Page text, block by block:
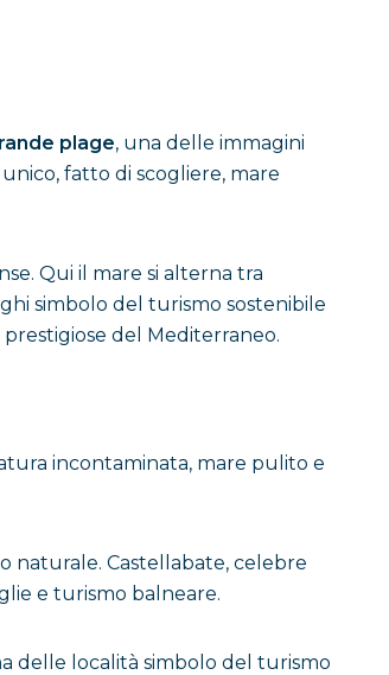
plage, una delle immagini
fatto di scogliere, mare
Qui il mare si alterna tra
simbolo del turismo sostenibile
del Mediterraneo.
incontaminata, mare pulito e
naturale. Castellabate, celebre
e turismo balneare.
delle località simbolo del turismo